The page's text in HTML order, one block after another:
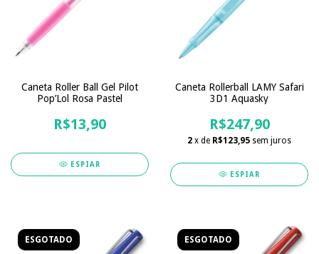
Caneta Roller Ball Gel Pilot
Pop’Lol Rosa Pastel
R$13,90
ESPIAR
Caneta Rollerball LAMY Safari
3D1 Aquasky
R$247,90
2 x de R$123,95 sem juros
ESPIAR
ESGOTADO ESGOTADO